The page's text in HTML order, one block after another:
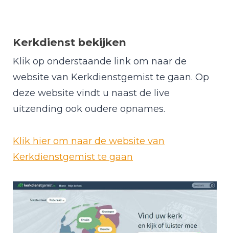
Kerkdienst bekijken
Klik op onderstaande link om naar de
website van Kerkdienstgemist te gaan. Op
deze website vindt u naast de live
uitzending ook oudere opnames.
Klik hier om naar de website van
Kerkdienstgemist te gaan